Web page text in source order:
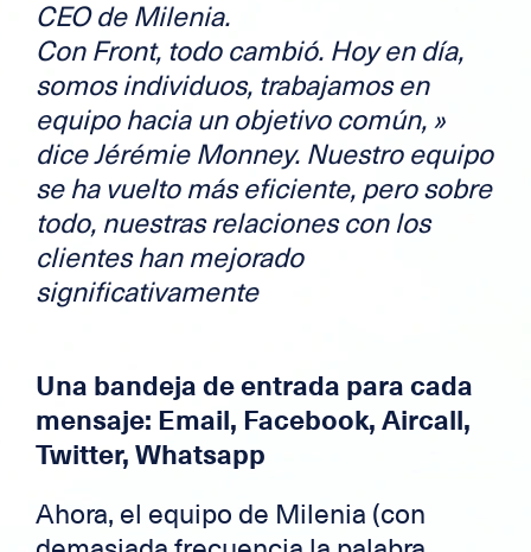
CEO de Milenia.
Con Front, todo cambió. Hoy en día,
somos individuos, trabajamos en
equipo hacia un objetivo común, »
dice Jérémie Monney. Nuestro equipo
se ha vuelto más eficiente, pero sobre
todo, nuestras relaciones con los
clientes han mejorado
significativamente
Una bandeja de entrada para cada
mensaje: Email, Facebook, Aircall,
Twitter, Whatsapp
Ahora, el equipo de Milenia (con